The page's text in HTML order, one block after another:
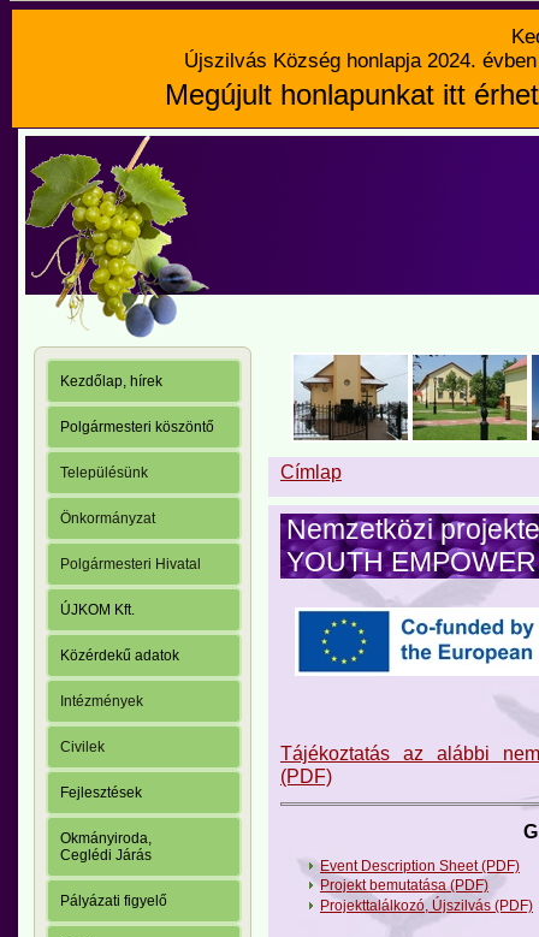
Újszilvás Község honlapja 2024.
Megújult honlapunkat itt
Kezdőlap, hírek
Polgármesteri köszöntő
Településünk
Önkormányzat
Polgármesteri Hivatal
ÚJKOM Kft.
Közérdekű adatok
Intézmények
Civilek
Fejlesztések
Okmányiroda,
Ceglédi Járás
Pályázati figyelő
Címlap
Nemzetközi
YOUTH
Tájékoztatás az alábbi
(PDF)
Event Description Sheet (PDF)
Projekt bemutatása (PDF)
Projekttalálkozó, Újszilvás (PDF)